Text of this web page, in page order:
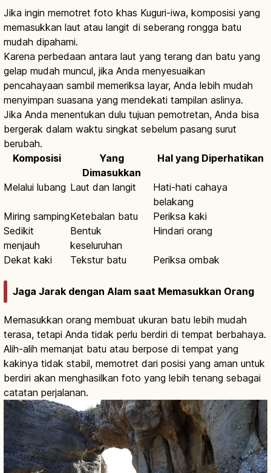
Jika ingin memotret foto khas Kuguri-iwa, komposisi yang
memasukkan laut atau langit di seberang rongga batu
mudah dipahami.
Karena perbedaan antara laut yang terang dan batu yang
gelap mudah muncul, jika Anda menyesuaikan
pencahayaan sambil memeriksa layar, Anda lebih mudah
menyimpan suasana yang mendekati tampilan aslinya.
Jika Anda menentukan dulu tujuan pemotretan, Anda bisa
bergerak dalam waktu singkat sebelum pasang surut
berubah.
Komposisi
Yang
Dimasukkan
Hal yang Diperhatikan
Melalui lubang Laut dan langit
Hati-hati cahaya
belakang
Miring sampingKetebalan batu
Periksa kaki
Sedikit
menjauh
Bentuk
keseluruhan
Hindari orang
Dekat kaki Tekstur batu Periksa ombak
Jaga Jarak dengan Alam saat Memasukkan Orang
Memasukkan orang membuat ukuran batu lebih mudah
terasa, tetapi Anda tidak perlu berdiri di tempat berbahaya.
Alih-alih memanjat batu atau berpose di tempat yang
kakinya tidak stabil, memotret dari posisi yang aman untuk
berdiri akan menghasilkan foto yang lebih tenang sebagai
catatan perjalanan.